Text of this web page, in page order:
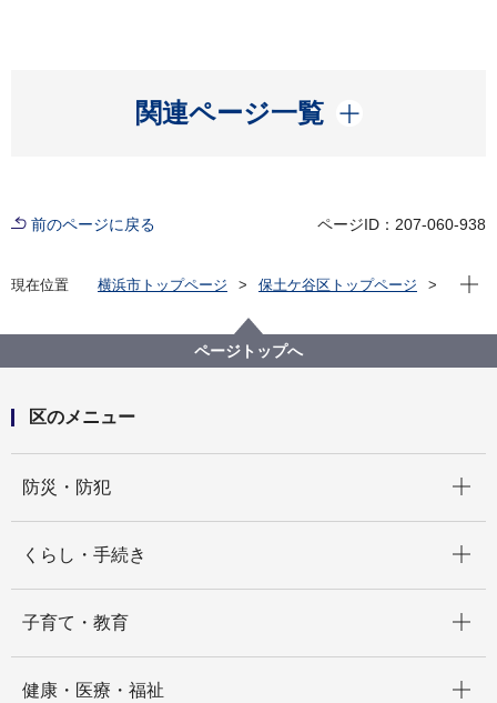
関連ページ一覧
開く
前のページに戻る ページID：207-060-938
現在位置 横浜市トップページ
保土ケ谷区トップページ
【保土ケ谷図書館】ものづくりイベント「クラフト★
アドベンチャー 三大ものづくりで大ぼうけん！」
現在
ページトップへ
区のメニュー
防災・防犯
くらし・手続き
子育て・教育
健康・医療・福祉